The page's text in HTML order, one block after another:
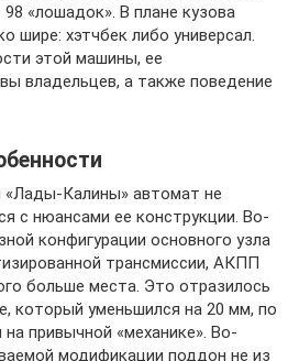
«лошадок». В плане кузова
шире: хэтчбек либо универсал.
этой машины, ее
владельцев, а также поведение
«Лады-Калины» автомат не
с нюансами ее конструкции. Во-
конфигурации основного узла
трансмиссии, АКПП
больше места. Это отразилось
который уменьшился на 20 мм, по
привычной «механике». Во-
модификации поддон не из